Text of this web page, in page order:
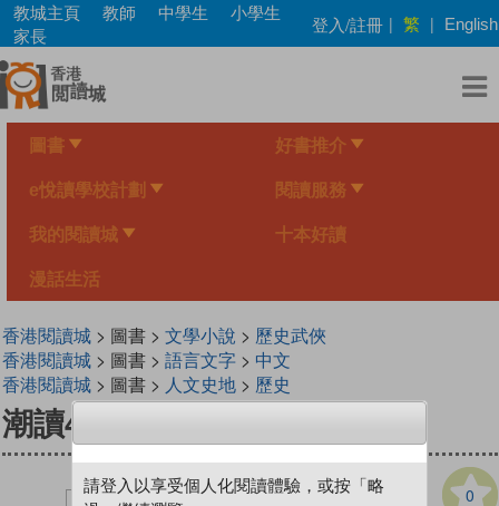
Skip
main
content
教城主頁 教師 中學生
小學生
家長
登入/註冊 | 繁 | English
圖書 好書推介
e悅讀學校計劃 閱讀服務
我的閱讀城 十本好讀
漫話生活
香港閱讀城> 圖書 > 文學小說 > 歷史武俠
香港閱讀城> 圖書 > 語言文字> 中文
香港閱讀城> 圖書 > 人文史地> 歷史
潮讀4000年 8
0
請登入以享受個人化閱讀體驗，或按「略